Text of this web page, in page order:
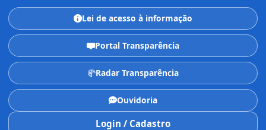
Lei de acesso à informação
Portal Transparência
Radar Transparência
Ouvidoria
Login / Cadastro